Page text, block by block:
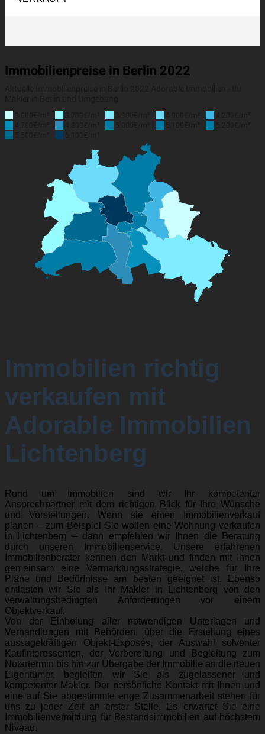
Immobilien richtig
verkaufen mit
Adorable Immobilien
Lichtenberg
Rund um Immobilien sind wir Ihr kompetenter
Ansprechpartner mit dem richtigen Blick für Ihre Wünsche
und Vorstellungen. Wenn sie einen Immobilienverkauf
planen – zum Beispiel Sie wollen eine Wohnung verkaufen
in Lichtenberg – dann empfehlen wir Ihnen die Beratung
durch unseren Immobilienservice. Unsere erfahrenen
Immobilienberater kennen den Markt und finden mit Ihnen
gemeinsam eine Vermarktungsstrategie, welche für Ihre
Pläne und Bedürfnisse am besten geeignet ist. Ebenso
entlasten wir Sie als Ihr Makler in Lichtenberg von den
verwaltungsbedingten Anforderungen vor einem
Objektverkauf.
Von der Einholung aller notwendigen Unterlagen und
Verhandlungen mit Behörden, über die Erstellung eines
aussagekräftigen Objekt-Exposés, der Auswahl solventer
Kaufinteressenten, der Vorbereitung und Begleitung zum
Notartermin bis hin zur Übergabe der Immobilie an die neuen
Eigentümer, begleiten wir Sie als zugelassener und
kompetenter Makler. Der persönliche Kontakt mit Ihnen und
eine auf Sie abgestimmte enge Zusammenarbeit stehen für
uns zu jeder Zeit an erster Stelle. Es erwartet Sie eine
Immobilienvermittlung für Bestandsimmobilien auf höchstem
Niveau.